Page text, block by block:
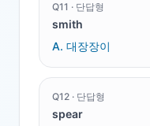
Q11 · 단답형
smith
A. 대장장이
Q12 · 단답형
spear